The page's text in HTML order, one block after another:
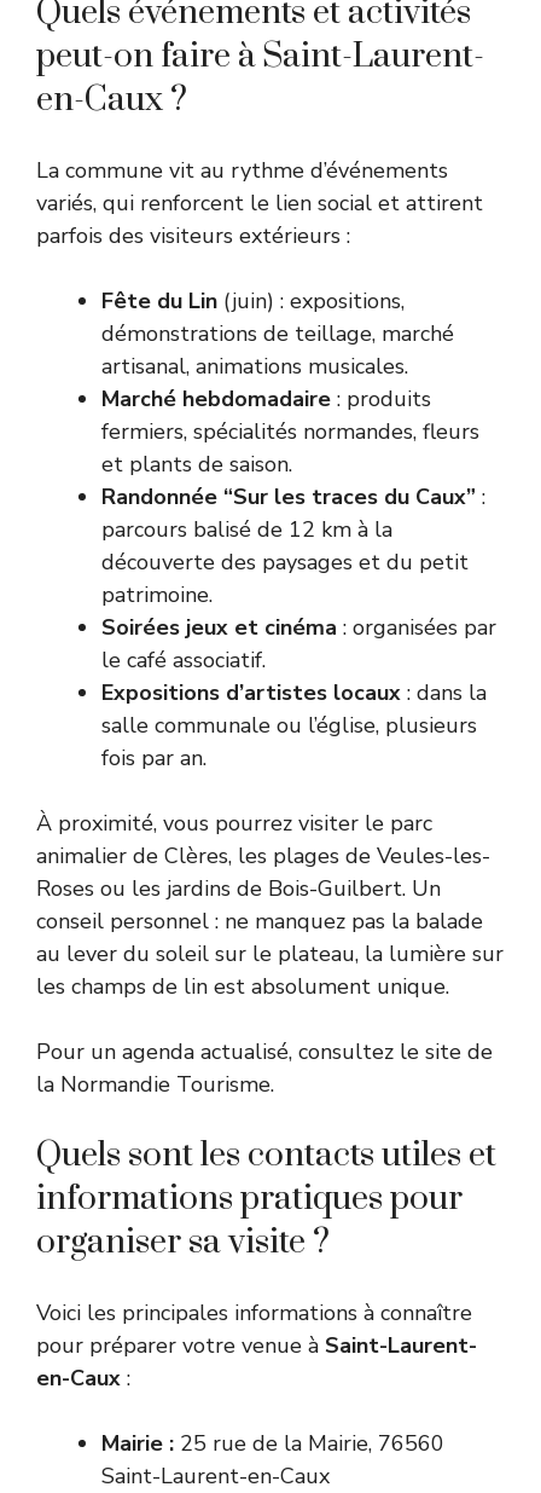
Quels événements et activités
peut-on faire à Saint-Laurent-
en-Caux ?
La commune vit au rythme d’événements
variés, qui renforcent le lien social et attirent
parfois des visiteurs extérieurs :
Fête du Lin (juin) : expositions,
démonstrations de teillage, marché
artisanal, animations musicales.
Marché hebdomadaire : produits
fermiers, spécialités normandes, fleurs
et plants de saison.
Randonnée “Sur les traces du Caux” :
parcours balisé de 12 km à la
découverte des paysages et du petit
patrimoine.
Soirées jeux et cinéma : organisées par
le café associatif.
Expositions d’artistes locaux : dans la
salle communale ou l’église, plusieurs
fois par an.
À proximité, vous pourrez visiter le parc
animalier de Clères, les plages de Veules-les-
Roses ou les jardins de Bois-Guilbert. Un
conseil personnel : ne manquez pas la balade
au lever du soleil sur le plateau, la lumière sur
les champs de lin est absolument unique.
Pour un agenda actualisé, consultez le site de
la Normandie Tourisme.
Quels sont les contacts utiles et
informations pratiques pour
organiser sa visite ?
Voici les principales informations à connaître
pour préparer votre venue à Saint-Laurent-
en-Caux :
Mairie : 25 rue de la Mairie, 76560
Saint-Laurent-en-Caux